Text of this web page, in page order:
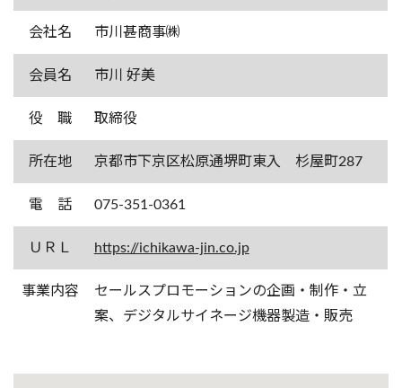
会社名 市川甚商事㈱
会員名 市川 好美
役 職 取締役
所在地 京都市下京区松原通堺町東入 杉屋町287
電 話 075-351-0361
ＵＲＬ https://ichikawa-jin.co.jp
事業内容
セールスプロモーションの企画・制作・立
案、デジタルサイネージ機器製造・販売